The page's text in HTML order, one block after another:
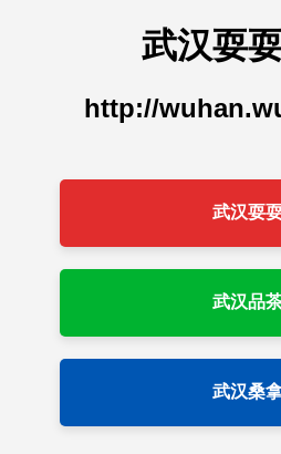
武汉耍
http://
武汉耍
武汉品
武汉桑